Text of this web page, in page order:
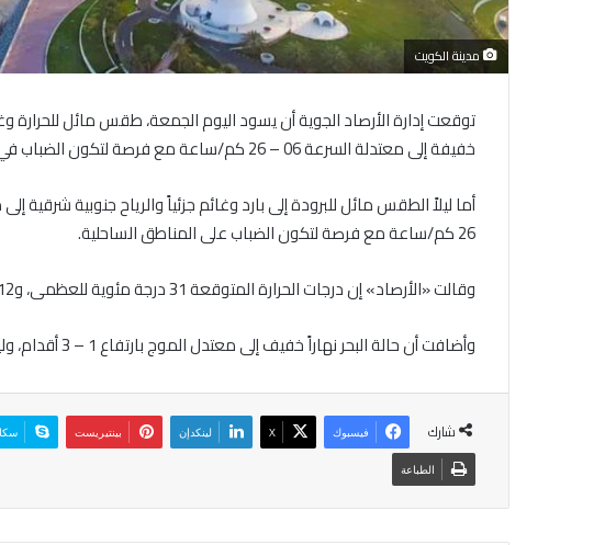
مدينة الكويت
توقعت إدارة الأرصاد الجوية أن يسود اليوم الجمعة، طقس مائل للحرارة
خفيفة إلى معتدلة السرعة 06 – 26 كم/ساعة مع فرصة لتكون الضباب في المساء.
26 كم/ساعة مع فرصة لتكون الضباب على المناطق الساحلية.
وقالت «الأرصاد» إن درجات الحرارة المتوقعة 31 درجة مئوية للعظمى، و12 درجة للصغرى.
وأضافت أن حالة البحر نهاراً خفيف إلى معتدل الموج بارتفاع 1 – 3 أقدام، وليلاً خفيف إلى خفيف الموج بارتفاع 1 – 3 أقدام.
شارك فيسبوك ‫X لينكدإن بينتيريست
الطباعة